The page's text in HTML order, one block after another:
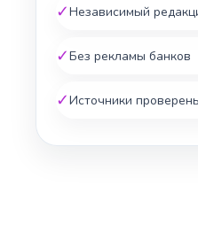
✓Независимый
✓Без рекламы банков
✓Источники